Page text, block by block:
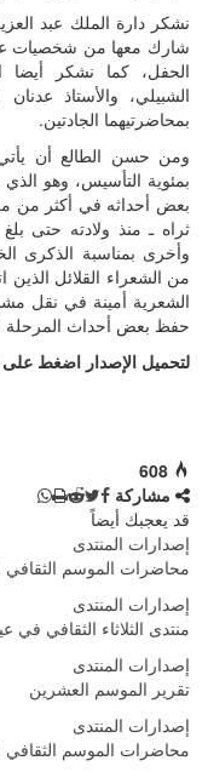
نشكر دارة الملك عبد
شارك معها من شخصيات
الحفل، كما نشكر أيضا
الشبيلي، والأستاذ
بمحاضرتيهما الجادتين.
ومن حسن الطالع أن يأتي
بمئوية التأسيس، وهو
بعض أحداثه في أكثر من
ثراه ـ منذ ولادته حتى
وأخرى بمناسبة الذكرى
من الشعراء القلائل الذين
الشعرية أمينة في نقل
حفظ بعض أحداث المرحلة
لتحميل الإصدار اضغط
608
مشاركة
قد يعجبك أيضاً
إصدارات المنتدى
محاضرات الموسم الثقافي
إصدارات المنتدى
منتدى الثلاثاء الثقافي في
إصدارات المنتدى
تقرير الموسم العشرين
إصدارات المنتدى
محاضرات الموسم الثقافي